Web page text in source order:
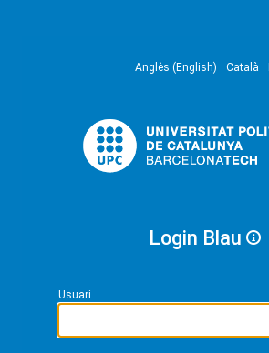
Anglès (English) Català
Login Blau
Usuari